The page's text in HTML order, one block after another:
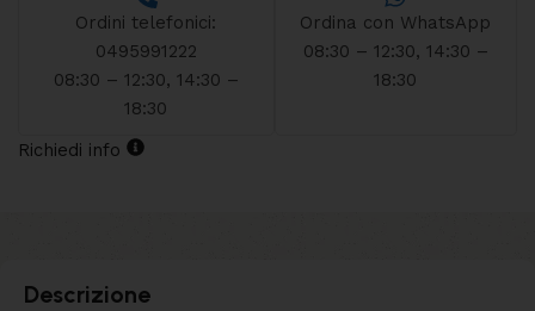
Ordini telefonici:
0495991222
08:30 – 12:30, 14:30 –
18:30
Ordina con WhatsApp
08:30 – 12:30, 14:30 –
18:30
Richiedi info
Descrizione